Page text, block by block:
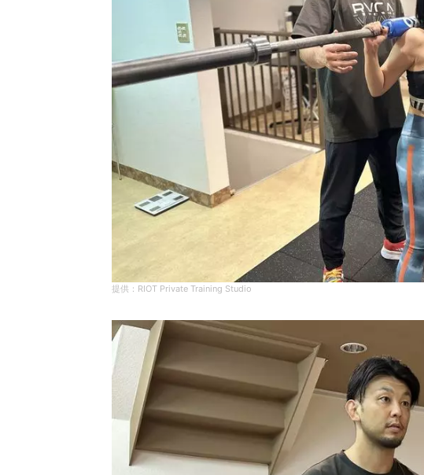
RIOT Private Training Studio